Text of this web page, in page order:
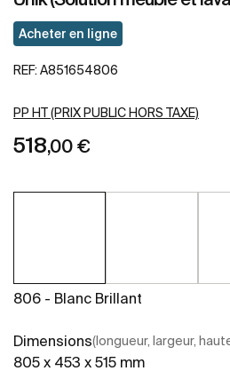
Acheter en ligne
REF: A851654806
PP HT (PRIX PUBLIC HORS TAXE)
518,00 €
806 - Blanc Brillant
Dimensions(longueur, largeur,
805 x 453 x 515 mm